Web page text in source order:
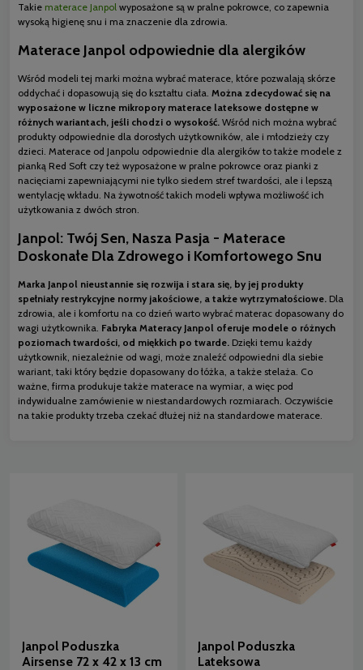
Takie materace Janpol wyposażone są w pralne pokrowce, co zapewnia
wysoką higienę snu i ma znaczenie dla zdrowia.
Materace Janpol odpowiednie dla alergików
Wśród modeli tej marki można wybrać materace, które pozwalają skórze
oddychać i dopasowują się do kształtu ciała. Można zdecydować się na
wyposażone w liczne mikropory materace lateksowe dostępne w
różnych wariantach, jeśli chodzi o wysokość. Wśród nich można wybrać
produkty odpowiednie dla dorosłych użytkowników, ale i młodzieży czy
dzieci. Materace od Janpolu odpowiednie dla alergików to także modele z
pianką Red Soft czy też wyposażone w pralne pokrowce oraz pianki z
nacięciami zapewniającymi nie tylko siedem stref twardości, ale i lepszą
wentylację wkładu. Na żywotność takich modeli wpływa możliwość ich
użytkowania z dwóch stron.
Janpol: Twój Sen, Nasza Pasja - Materace
Doskonałe Dla Zdrowego i Komfortowego Snu
Marka Janpol nieustannie się rozwija i stara się, by jej produkty
spełniały restrykcyjne normy jakościowe, a także wytrzymałościowe. Dla
zdrowia, ale i komfortu na co dzień warto wybrać materac dopasowany do
wagi użytkownika. Fabryka Materacy Janpol oferuje modele o różnych
poziomach twardości, od miękkich po twarde. Dzięki temu każdy
użytkownik, niezależnie od wagi, może znaleźć odpowiedni dla siebie
wariant, taki który będzie dopasowany do łóżka, a także stelaża. Co
ważne, firma produkuje także materace na wymiar, a więc pod
indywidualne zamówienie w niestandardowych rozmiarach. Oczywiście
na takie produkty trzeba czekać dłużej niż na standardowe materace.
Janpol Poduszka
Airsense 72 x 42 x 13 cm
Janpol Poduszka
Lateksowa